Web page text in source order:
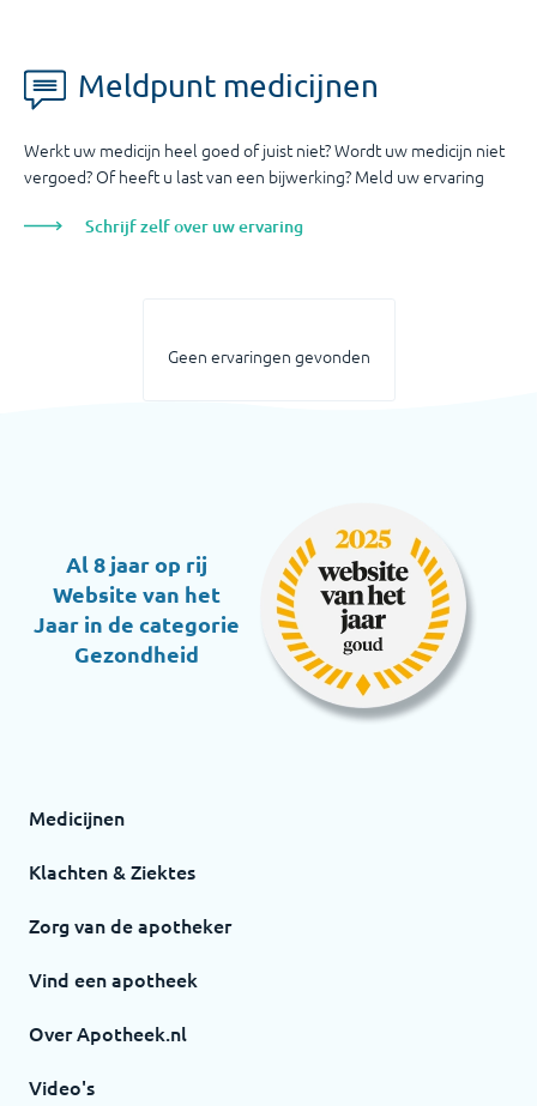
Meldpunt medicijnen
Werkt uw medicijn heel goed of juist niet? Wordt uw medicijn niet
vergoed? Of heeft u last van een bijwerking? Meld uw ervaring
Schrijf zelf over uw ervaring
Geen ervaringen gevonden
Al 8 jaar op rij
Website van het
Jaar in de categorie
Gezondheid
Medicijnen
Klachten & Ziektes
Zorg van de apotheker
Vind een apotheek
Over Apotheek.nl
Video's